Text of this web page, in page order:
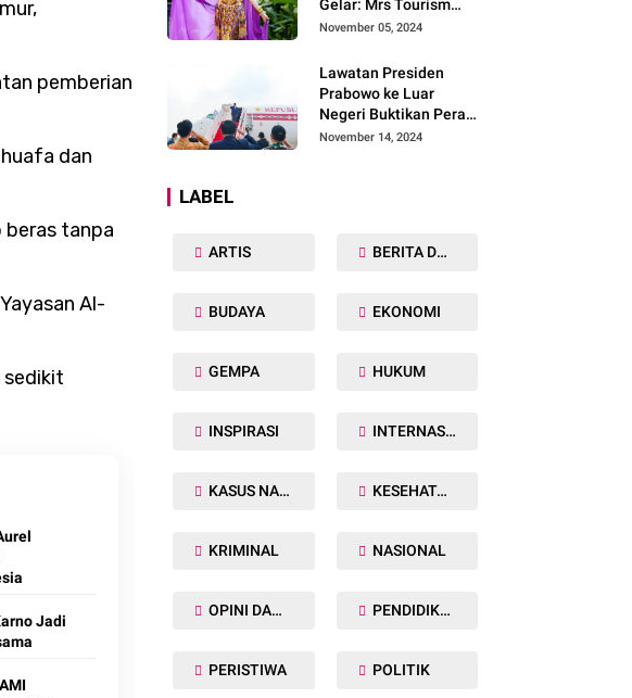
pemberian
dan
beras tanpa
Al-
sedikit
Jadi
Gelar: Mrs Tourism
2024 dan Fourth
Worldwide
International 2024, di
Pemilihan Mrs
Worldwide 2024
November 05, 2024
Lawatan Presiden
Prabowo ke Luar
Negeri Buktikan Peran
Strategis Indonesia di
November 14, 2024
LABEL
ARTIS BERITA DAERAH
BUDAYA EKONOMI
GEMPA HUKUM
INSPIRASI INTERNASIONAL
KASUS NARKOBA KESEHATAN TUBUH
KRIMINAL NASIONAL
OPINI DAN ARTIKEL PENDIDIKAN
PERISTIWA POLITIK